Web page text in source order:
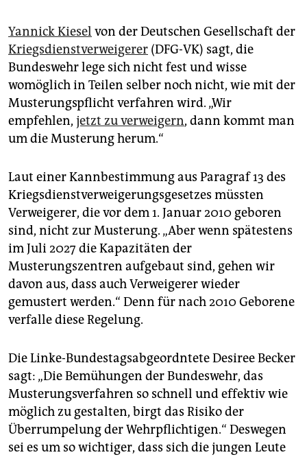
Yannick Kiesel von der Deutschen Gesellschaft der
Kriegsdienstverweigerer (DFG-VK) sagt, die
Bundeswehr lege sich nicht fest und wisse
womöglich in Teilen selber noch nicht, wie mit der
Musterungspflicht verfahren wird. „Wir
empfehlen, jetzt zu verweigern, dann kommt man
um die Musterung herum.“
Laut einer Kannbestimmung aus Paragraf 13 des
Kriegsdienstverweigerungsgesetzes müssten
Verweigerer, die vor dem 1. Januar 2010 geboren
sind, nicht zur Musterung. „Aber wenn spätestens
im Juli 2027 die Kapazitäten der
Musterungszentren aufgebaut sind, gehen wir
davon aus, dass auch Verweigerer wieder
gemustert werden.“ Denn für nach 2010 Geborene
verfalle diese Regelung.
Die Linke-Bundestagsabgeordntete Desiree Becker
sagt: „Die Bemühungen der Bundeswehr, das
Musterungsverfahren so schnell und effektiv wie
möglich zu gestalten, birgt das Risiko der
Überrumpelung der Wehrpflichtigen.“ Deswegen
sei es um so wichtiger, dass sich die jungen Leute